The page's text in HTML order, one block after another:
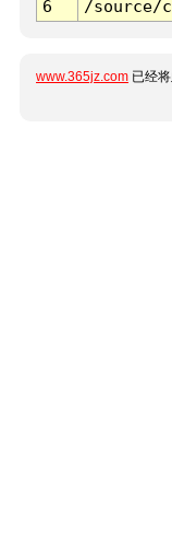
6
/source/
www.365jz.com 已经